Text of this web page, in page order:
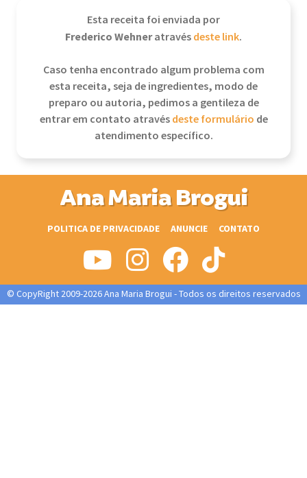
Esta receita foi enviada por
Frederico Wehneratravésdeste link.
Caso tenha encontrado algum problema com
esta receita, seja de ingredientes, modo de
preparo ou autoria, pedimos a gentileza de
entrar em contato atravésdeste formulário de
atendimento específico.
Ana Maria Brogui
POLITICA DE PRIVACIDADE ANUNCIE CONTATO
© CopyRight 2009-2026 Ana Maria Brogui - Todos os direitos reservados